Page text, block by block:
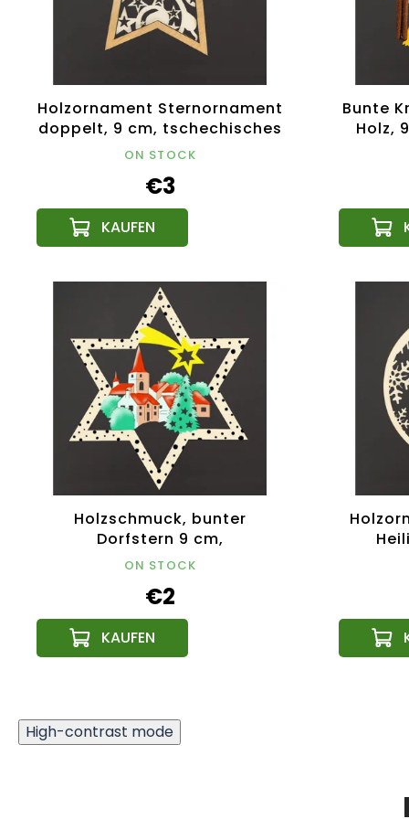
Holzornament Sternornament
doppelt, 9 cm, tschechisches
Produkt
ON STOCK
€3
Bunte
Holz,
Holzschmuck, bunter
Dorfstern 9 cm,
tschechisches Produkt
ON STOCK
€2
High-contrast mode